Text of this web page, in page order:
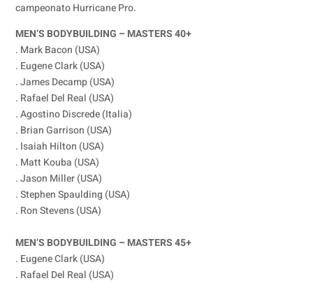
campeonato Hurricane Pro.
MEN’S BODYBUILDING – MASTERS 40+
. Mark Bacon (USA)
. Eugene Clark (USA)
. James Decamp (USA)
. Rafael Del Real (USA)
. Agostino Discrede (Italia)
. Brian Garrison (USA)
. Isaiah Hilton (USA)
. Matt Kouba (USA)
. Jason Miller (USA)
. Stephen Spaulding (USA)
. Ron Stevens (USA)
MEN’S BODYBUILDING – MASTERS 45+
. Eugene Clark (USA)
. Rafael Del Real (USA)